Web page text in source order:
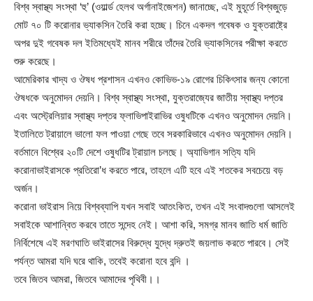
বিশ্ব স্বাস্থ্য সংস্থা ‘হু’ (ওয়ার্ল্ড হেলথ অর্গানাইজেশন) জানাচ্ছে, এই মুহূর্তে বিশ্বজুড়ে
মোট ৭০ টি করোনার ভ্যাকসিন তৈরি করা হচ্ছে। চিনে একদল গবেষক ও যুক্তরাষ্ট্রে
অপর দুই গবেষক দল ইতিমধ্যেই মানব শরীরে তাঁদের তৈরি ভ্যাকসিনের পরীক্ষা করতে
শুরু করেছে।
আমেরিকার খাদ্য ও ঔষধ প্রশাসন এখনও কোভিভ-১৯ রোগের চিকিৎসার জন্য কোনো
ঔষধকে অনুমোদন দেয়নি। বিশ্ব স্বাস্থ্য সংস্থা, যুক্তরাজ্যের জাতীয় স্বাস্থ্য দপ্তর
এবং অস্ট্রেলিয়ার স্বাস্থ্য দপ্তর ফ্লাভিপাইরাভির ওষুধটিকে এখনও অনুমোদন দেয়নি।
ইতালিতে ট্রায়ালে ভালো ফল পাওয়া গেছে তবে সরকারিভাবে এখনও অনুমোদন দেয়নি।
বর্তমানে বিশ্বের ২০টি দেশে ওষুধটির ট্রায়াল চলছে। অ্যাভিগান সত্যি যদি
করোনাভাইরাসকে প্রতিরো’ধ করতে পারে, তাহলে এটি হবে এই শতকের সবচেয়ে বড়
অর্জন।
করোনা ভাইরাস নিয়ে বিশ্বব্যাপি যখন সবাই আতংকিত, তখন এই সংবাদগুলো আসলেই
সবাইকে আশান্বিত করবে তাতে সন্দেহ নেই। আশা করি, সমগ্র মানব জাতি ধর্ম জাতি
নির্বিশেষে এই মরণঘাতি ভাইরাসের বিরুদ্ধে যুদ্ধে দ্রুতই জয়লাভ করতে পারবে। সেই
পর্যন্ত আমরা যদি ঘরে থাকি, তবেই করোনা হবে বন্দি ।
তবে জিতব আমরা, জিতবে আমাদের পৃথিবী।।